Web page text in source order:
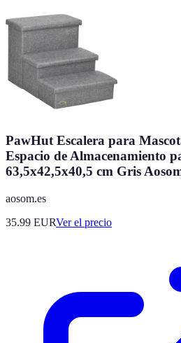
PawHut Escalera para
Espacio de Almacenamiento
63,5x42,5x40,5 cm Gris
aosom.es
35.99 EURVer el precio